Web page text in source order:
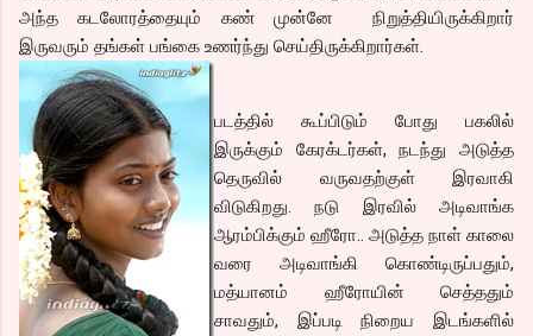
அந்த கடலோரத்தையும் கண் முன்னே நிறுத்தியிருக்கிறார்
இருவரும் தங்கள் பங்கை உணர்ந்து செய்திருக்கிறார்கள்.
படத்தில் கூப்பிடும் போது பகலில்
இருக்கும் கேரக்டர்கள், நடந்து அடுத்த
தெருவில் வருவதற்குள் இரவாகி
விடுகிறது. நடு இரவில் அடிவாங்க
ஆரம்பிக்கும் ஹீரோ.. அடுத்த நாள் காலை
வரை அடிவாங்கி கொண்டிருப்பதும்,
மத்யானம் ஹீரோயின் செத்ததும்
சாவதும், இப்படி நிறைய இடங்களில்